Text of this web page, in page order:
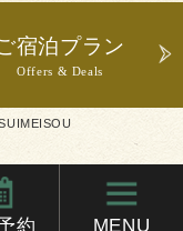
宿泊プラン
Offers & Deals
約 MENU